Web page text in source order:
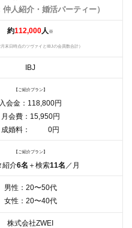
紹介・婚活パーティー）
約112,000人 ※
月末日時点のツヴァイとIBJの会員数合計）
IBJ
【ご紹介プラン】
入会金：118,800円
月会費：15,950円
成婚料： 0円
【ご紹介プラン】
紹介6名 ＋検索11名 ／月
男性：20〜50代
女性：20〜40代
株式会社ZWEI